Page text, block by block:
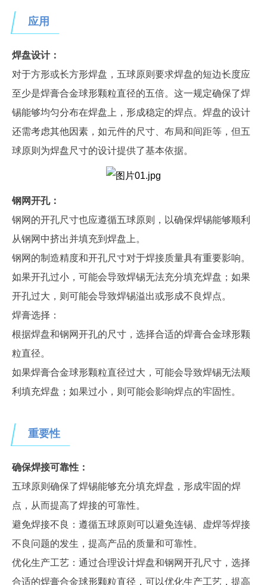
应用
焊盘设计：
对于方形或长方形焊盘，五球原则要求焊盘的短边长度应
至少是焊膏合金球形颗粒直径的五倍。这一规定确保了焊
锡能够均匀分布在焊盘上，形成稳定的焊点。焊盘的设计
还需考虑其他因素，如元件的尺寸、布局和间距等，但五
球原则为焊盘尺寸的设计提供了基本依据。
钢网开孔：
钢网的开孔尺寸也应遵循五球原则，以确保焊锡能够顺利
从钢网中挤出并填充到焊盘上。
钢网的制造精度和开孔尺寸对于焊接质量具有重要影响。
如果开孔过小，可能会导致焊锡无法充分填充焊盘；如果
开孔过大，则可能会导致焊锡溢出或形成不良焊点。
焊膏选择：
根据焊盘和钢网开孔的尺寸，选择合适的焊膏合金球形颗
粒直径。
如果焊膏合金球形颗粒直径过大，可能会导致焊锡无法顺
利填充焊盘；如果过小，则可能会影响焊点的牢固性。
重要性
确保焊接可靠性：
五球原则确保了焊锡能够充分填充焊盘，形成牢固的焊
点，从而提高了焊接的可靠性。
避免焊接不良：遵循五球原则可以避免连锡、虚焊等焊接
不良问题的发生，提高产品的质量和可靠性。
优化生产工艺：通过合理设计焊盘和钢网开孔尺寸，选择
合适的焊膏合金球形颗粒直径，可以优化生产工艺，提高